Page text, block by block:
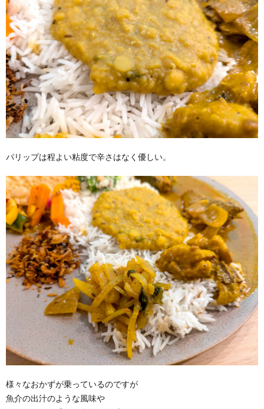
パリップは程よい粘度で辛さはなく優しい。
様々なおかずが乗っているのですが
魚介の出汁のような風味や